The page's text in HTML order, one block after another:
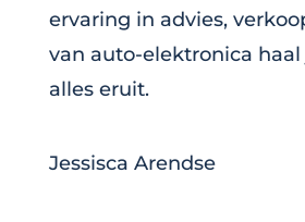
ervaring in advies,
van auto-elektronica
alles eruit.
Jessisca Arendse